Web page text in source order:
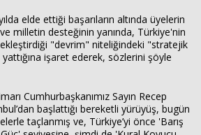
elde ettiği başarıların altında üyelerin
milletin desteğinin yanında, Türkiye'nin
"devrim" niteliğindeki "stratejik
işaret ederek, sözlerini şöyle
Cumhurbaşkanımız Sayın Recep
başlattığı bereketli yürüyüş, bugün
taçlanmış ve, Türkiye’yi önce 'Barış